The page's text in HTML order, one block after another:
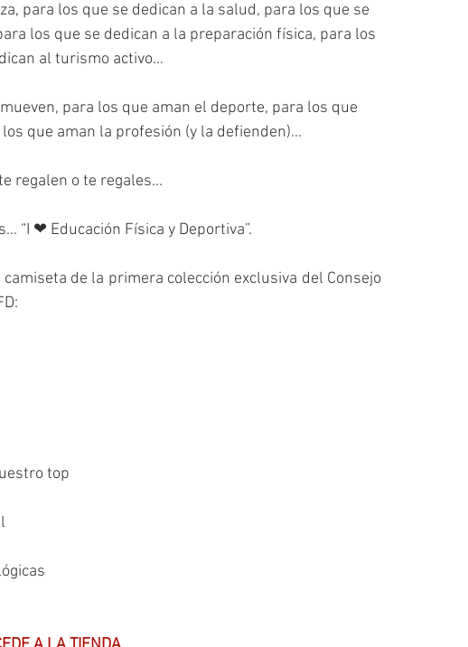
para los que se dedican a la salud, para los que se
los que se dedican a la preparación física, para los
al turismo activo…
para los que aman el deporte, para los que
que aman la profesión (y la defienden)...
regalen o te regales...
“I ❤ Educación Física y Deportiva”.
de la primera colección exclusiva del Consejo
top